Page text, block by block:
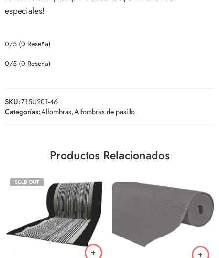
especiales!
0/5 (0 Reseña)
0/5 (0 Reseña)
SKU:715U201-46
Categorías:Alfombras,Alfombras de pasillo
Productos Relacionados
SOLD OUT